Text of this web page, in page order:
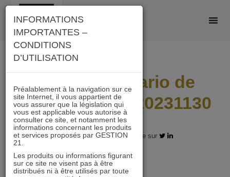
Skip
content
I21_IC_Scenario de
performance_20231130
10.01.2024 - Partagez l'article sur
INFORMATIONS
IMPORTANTES –
CONDITIONS
D’UTILISATION
Préalablement à la navigation sur ce
site Internet, il vous appartient de
vous assurer que la législation qui
vous est applicable vous autorise à
consulter ce site, et notamment les
informations concernant les produits
et services proposés par GESTION
21.
Les produits ou informations figurant
sur ce site ne visent pas à être
distribués ni à être utilisés par toute